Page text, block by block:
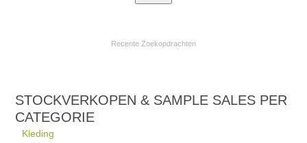
Recente Zoekopdrachten
STOCKVERKOPEN & SAMPLE SALES PER
CATEGORIE
Kleding